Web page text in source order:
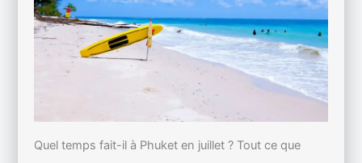
Quel temps fait-il à Phuket en juillet ? Tout ce que